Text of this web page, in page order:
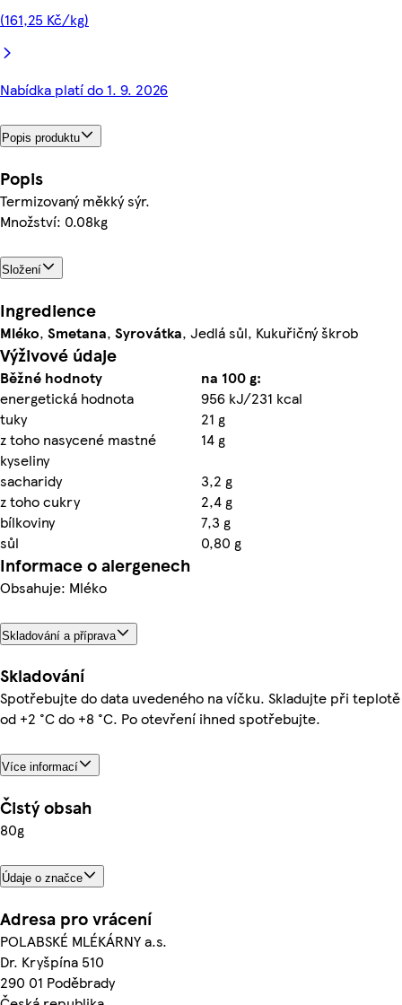
(161,25 Kč/kg)
Nabídka platí do 1. 9. 2026
Popis produktu
Popis
Termizovaný měkký sýr.
Množství: 0.08kg
Složení
Ingredience
Mléko, Smetana, Syrovátka, Jedlá sůl, Kukuřičný škrob
Výživové údaje
Běžné hodnoty
na 100 g:
energetická hodnota
956 kJ/231 kcal
tuky
21 g
z toho nasycené mastné
kyseliny
14 g
sacharidy
3,2 g
z toho cukry
2,4 g
bílkoviny
7,3 g
sůl
0,80 g
Informace o alergenech
Obsahuje: Mléko
Skladování a příprava
Skladování
Spotřebujte do data uvedeného na víčku. Skladujte při teplotě
od +2 °C do +8 °C. Po otevření ihned spotřebujte.
Více informací
Čistý obsah
80g
Údaje o značce
Adresa pro vrácení
POLABSKÉ MLÉKÁRNY a.s.
Dr. Kryšpína 510
290 01 Poděbrady